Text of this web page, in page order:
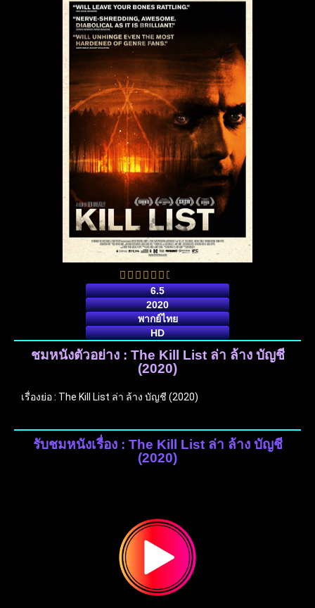
6.5
2020
พากย์ไทย
HD
ชมหนังตัวอย่าง : The Kill List ล่า ล้าง บัญชี
(2020)
เรื่องย่อ : The Kill List ล่า ล้าง บัญชี (2020)
รับชมหนังเรื่อง : The Kill List ล่า ล้าง บัญชี
(2020)